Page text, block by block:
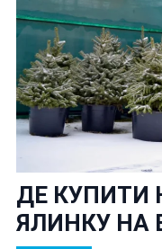
ДЕ КУПИТИ
ЯЛИНКУ НА